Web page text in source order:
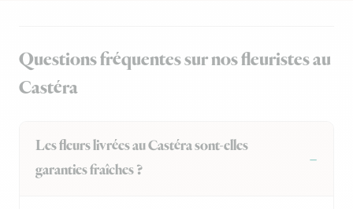
Questions fréquentes sur nos fleuristes au
Castéra
Les fleurs livrées au Castéra sont-elles
garanties fraîches ?